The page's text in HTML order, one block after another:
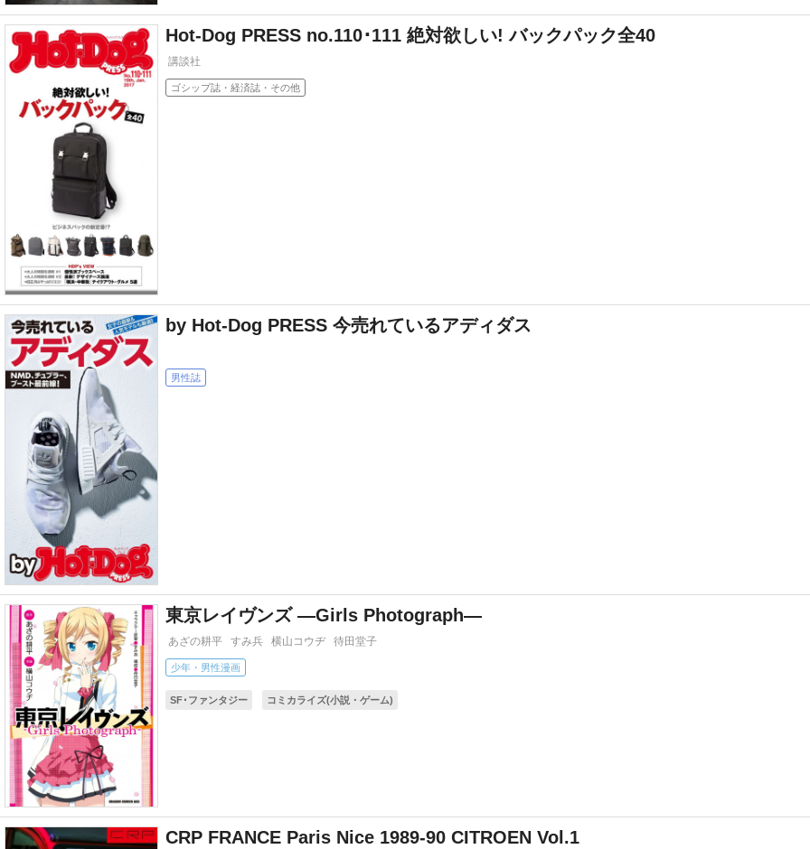
Hot-Dog PRESS no.110･111 絶対欲しい! バックパック全40
講談社
ゴシップ誌・経済誌・その他
by Hot-Dog PRESS 今売れているアディダス
男性誌
東京レイヴンズ ―Girls Photograph―
あざの耕平 すみ兵 横山コウヂ 待田堂子
少年・男性漫画
SF･ファンタジー コミカライズ(小説・ゲーム)
CRP FRANCE Paris Nice 1989-90 CITROEN Vol.1